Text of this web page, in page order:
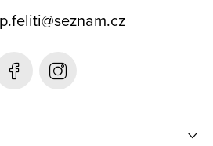
@seznam.cz